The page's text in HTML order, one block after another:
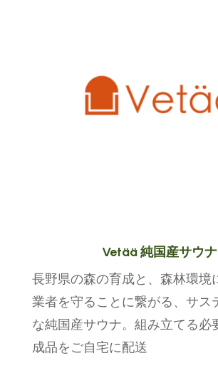
Vetää 純国産サウナ
長野県の森の育成と、森林環境
業者を守ることに繋がる、サス
な純国産サウナ。組み立てる必
成品をご自宅に配送